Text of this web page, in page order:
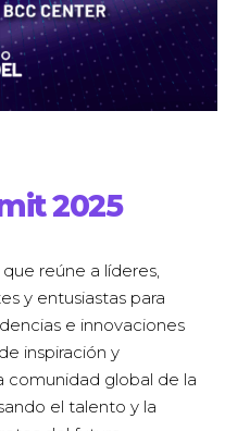
2025
reúne a líderes,
y entusiastas para
e innovaciones
inspiración y
comunidad global de la
el talento y la